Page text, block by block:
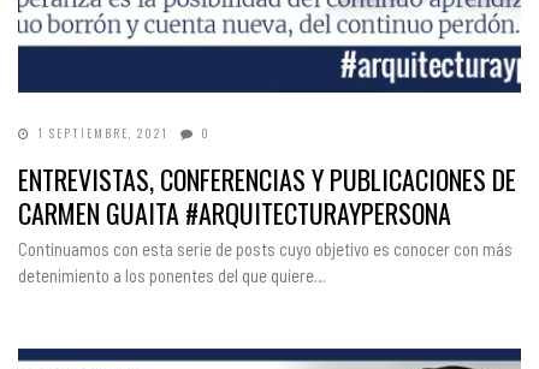
1 SEPTIEMBRE, 2021 0
ENTREVISTAS, CONFERENCIAS Y PUBLICACIONES DE
CARMEN GUAITA #ARQUITECTURAYPERSONA
Continuamos con esta serie de posts cuyo objetivo es conocer con más
detenimiento a los ponentes del que quiere…